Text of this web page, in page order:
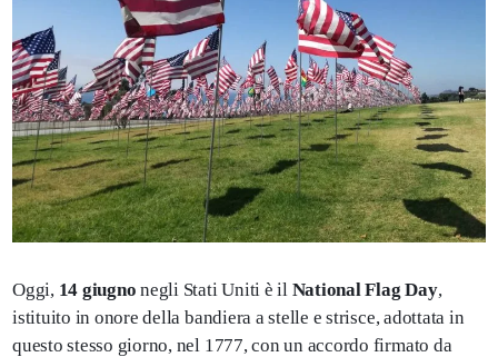
Oggi, 14 giugno negli Stati Uniti è il National Flag Day,
istituito in onore della bandiera a stelle e strisce, adottata in
questo stesso giorno, nel 1777, con un accordo firmato da